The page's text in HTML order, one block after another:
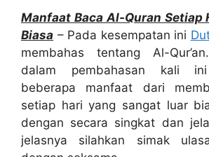
Manfaat Baca Al-Quran Setiap
Biasa – Pada kesempatan ini
membahas tentang Al-
dalam pembahasan kali ini
beberapa manfaat dari
setiap hari yang sangat luar
dengan secara singkat dan
jelasnya silahkan simak